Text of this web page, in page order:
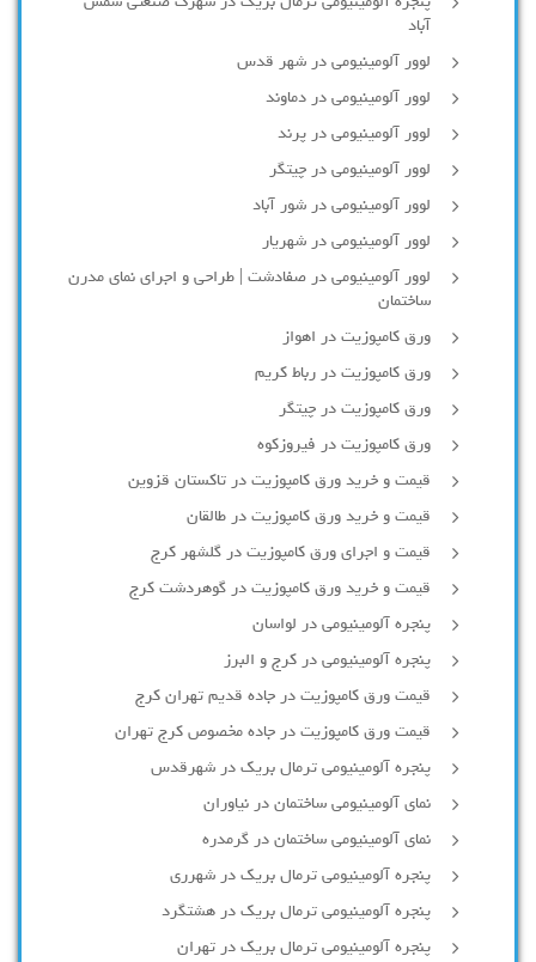
آباد
لوور آلومینیومی در شهر قدس
لوور آلومینیومی در دماوند
لوور آلومینیومی در پرند
لوور آلومینیومی در چیتگر
لوور آلومینیومی در شور آباد
لوور آلومينيومي در شهريار
لوور آلومینیومی در صفادشت | طراحی و اجرای نمای مدرن
ساختمان
ورق کامپوزیت در اهواز
ورق کامپوزیت در رباط کریم
ورق کامپوزیت در چیتگر
ورق کامپوزیت در فیروزکوه
قیمت و خرید ورق کامپوزیت در تاکستان قزوین
قیمت و خرید ورق کامپوزیت در طالقان
قیمت و اجرای ورق کامپوزیت در گلشهر کرج
قیمت و خرید ورق کامپوزیت در گوهردشت کرج
پنجره آلومینیومی در لواسان
پنجره آلومینیومی در کرج و البرز
قیمت ورق کامپوزیت در جاده قدیم تهران کرج
قیمت ورق کامپوزیت در جاده مخصوص کرج تهران
پنجره آلومینیومی ترمال بریک در شهرقدس
نمای آلومینیومی ساختمان در نیاوران
نمای آلومینیومی ساختمان در گرمدره
پنجره آلومینیومی ترمال بریک در شهرری
پنجره آلومینیومی ترمال بریک در هشتگرد
پنجره آلومینیومی ترمال بریک در تهران